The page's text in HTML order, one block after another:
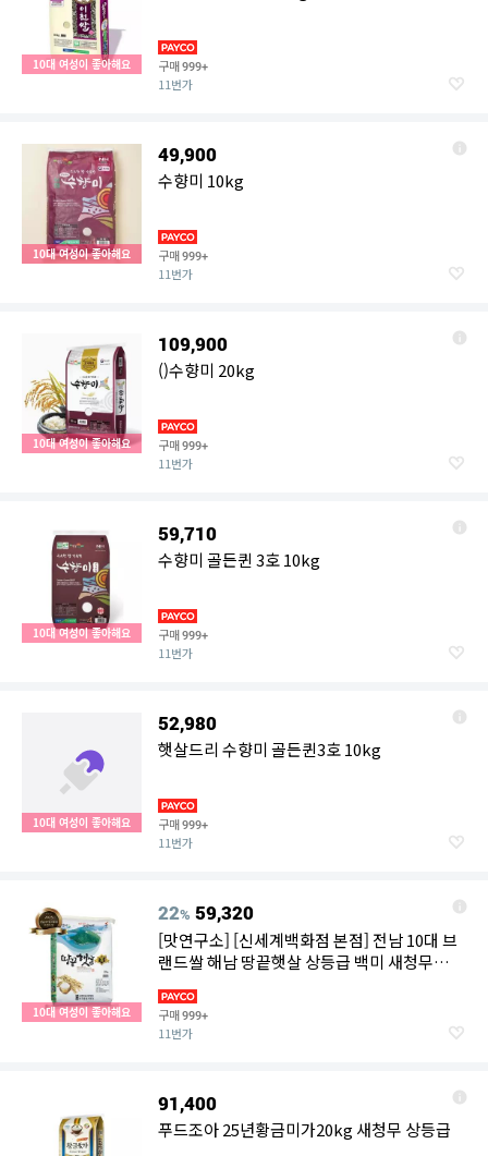
10대 여성이 좋아해요 구매999+
11번가
10대 여성이 좋아해요
49,900
수향미 10kg
구매999+
11번가
10대 여성이 좋아해요
109,900
()수향미 20kg
구매999+
11번가
10대 여성이 좋아해요
59,710
수향미 골든퀸 3호 10kg
구매999+
11번가
10대 여성이 좋아해요
52,980
햇살드리 수향미 골든퀸3호 10kg
구매999+
11번가
10대 여성이 좋아해요
22% 59,320
[맛연구소] [신세계백화점 본점] 전남 10대 브
랜드쌀 해남 땅끝햇살 상등급 백미 새청무
구매999+
11번가
91,400
푸드조아 25년황금미가20kg 새청무 상등급